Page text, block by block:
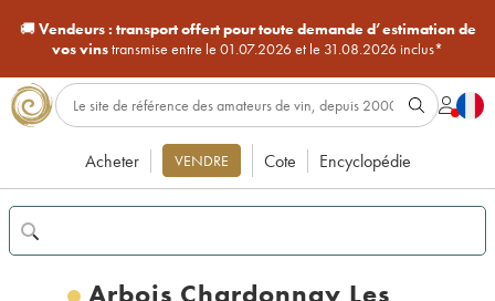
🚚Vendeurs : transport offert pour toute demande d’estimation de
vos vinstransmise entre le 01.07.2026 et le 31.08.2026 inclus*
Acheter VENDRE Cote Encyclopédie
Arbois Chardonnay Les